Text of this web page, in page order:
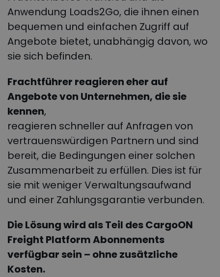
Anwendung Loads2Go, die ihnen einen
bequemen und einfachen Zugriff auf
Angebote bietet, unabhängig davon, wo
sie sich befinden.
Frachtführer reagieren eher auf
Angebote von Unternehmen, die sie
kennen,
reagieren schneller auf Anfragen von
vertrauenswürdigen Partnern und sind
bereit, die Bedingungen einer solchen
Zusammenarbeit zu erfüllen. Dies ist für
sie mit weniger Verwaltungsaufwand
und einer Zahlungsgarantie verbunden.
Die Lösung wird als Teil des CargoON
Freight Platform Abonnements
verfügbar sein – ohne zusätzliche
Kosten.